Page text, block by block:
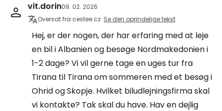
vit.dorin09. 02. 2026
Oversat fra cestee.cz Se den oprindelige tekst
Hej, er der nogen, der har erfaring med at leje
en bil i Albanien og besøge Nordmakedonien i
1-2 dage? Vi vil gerne tage en uges tur fra
Tirana til Tirana om sommeren med et besøg i
Ohrid og Skopje. Hvilket biludlejningsfirma skal
vi kontakte? Tak skal du have. Hav en dejlig